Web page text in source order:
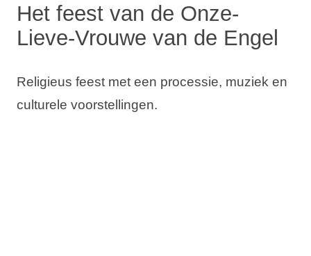
Het feest van de Onze-
Lieve-Vrouwe van de Engel
Religieus feest met een processie, muziek en
culturele voorstellingen.